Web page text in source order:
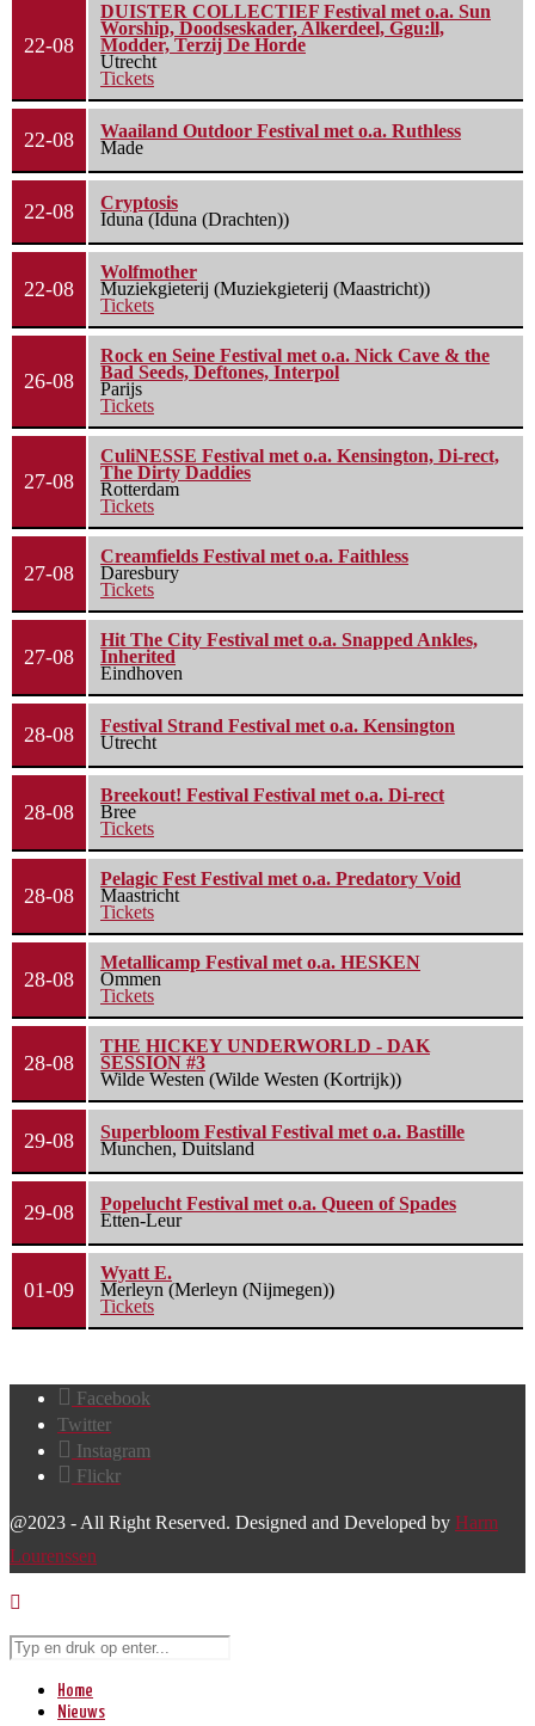
22-08
DUISTER COLLECTIEF Festival met o.a. Sun
Worship, Doodseskader, Alkerdeel, Ggu:ll,
Modder, Terzij De Horde
Utrecht
Tickets
22-08
Waailand Outdoor Festival met o.a. Ruthless
Made
22-08
Cryptosis
Iduna (Iduna (Drachten))
22-08
Wolfmother
Muziekgieterij (Muziekgieterij (Maastricht))
Tickets
26-08
Rock en Seine Festival met o.a. Nick Cave & the
Bad Seeds, Deftones, Interpol
Parijs
Tickets
27-08
CuliNESSE Festival met o.a. Kensington, Di-rect,
The Dirty Daddies
Rotterdam
Tickets
27-08
Creamfields Festival met o.a. Faithless
Daresbury
Tickets
27-08
Hit The City Festival met o.a. Snapped Ankles,
Inherited
Eindhoven
28-08
Festival Strand Festival met o.a. Kensington
Utrecht
28-08
Breekout! Festival Festival met o.a. Di-rect
Bree
Tickets
28-08
Pelagic Fest Festival met o.a. Predatory Void
Maastricht
Tickets
28-08
Metallicamp Festival met o.a. HESKEN
Ommen
Tickets
28-08
THE HICKEY UNDERWORLD - DAK
SESSION #3
Wilde Westen (Wilde Westen (Kortrijk))
29-08
Superbloom Festival Festival met o.a. Bastille
Munchen, Duitsland
29-08
Popelucht Festival met o.a. Queen of Spades
Etten-Leur
01-09
Wyatt E.
Merleyn (Merleyn (Nijmegen))
Tickets
Facebook
Twitter
Instagram
Flickr
@2023 - All Right Reserved. Designed and Developed by Harm
Lourenssen
Home
Nieuws